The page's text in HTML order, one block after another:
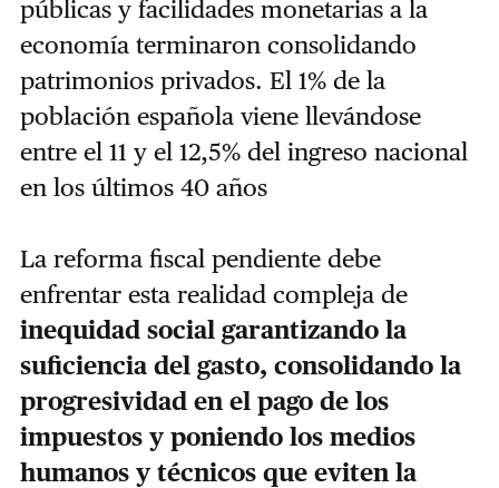
públicas y facilidades monetarias a la
economía terminaron consolidando
patrimonios privados. El 1% de la
población española viene llevándose
entre el 11 y el 12,5% del ingreso nacional
en los últimos 40 años
La reforma fiscal pendiente debe
enfrentar esta realidad compleja de
inequidad social garantizando la
suficiencia del gasto, consolidando la
progresividad en el pago de los
impuestos y poniendo los medios
humanos y técnicos que eviten la